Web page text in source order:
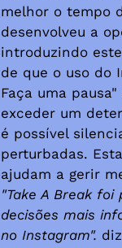
melhor o tempo
desenvolveu a
introduzindo
de que o uso do
Faça uma
exceder um
é possível
perturbadas.
ajudam a gerir
"Take A Break
decisões mais
no Instagram".